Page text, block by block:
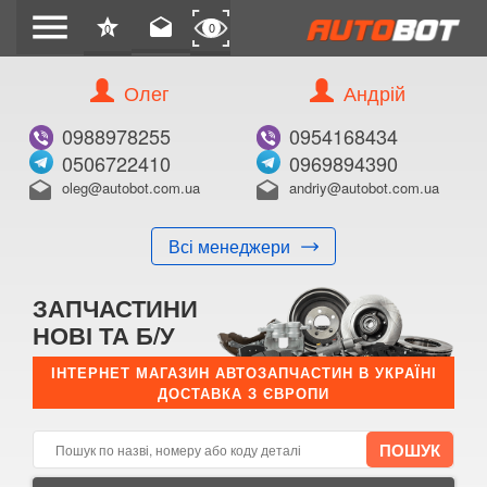
menu star
0 drafts 0
Олег
0988978255
0506722410
drafts oleg@autobot.com.ua
Всі менеджери
Андрій
0954168434
0969894390
drafts andriy@autobot.com.ua
ЗАПЧАСТИНИ
НОВІ ТА Б/У
ІНТЕРНЕТ МАГАЗИН АВТОЗАПЧАСТИН В УКРАЇНІ
ДОСТАВКА З ЄВРОПИ
КУПИТИ
Оригінальний номер:
Примітка:
E-mail:
Телефон: